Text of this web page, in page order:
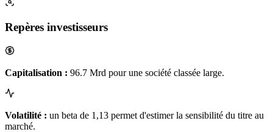
Repères investisseurs
Capitalisation : 96.7 Mrd pour une société classée large.
Volatilité : un beta de 1,13 permet d'estimer la sensibilité du titre au
marché.